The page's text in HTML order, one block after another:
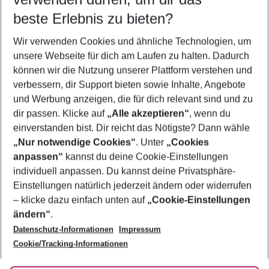
5-8 Nächte
2 Erwachsene Keine Kinder
Mehr Filter anzeigen
Footer
Footer navigation
Über uns
AGB
Bestpreisgarantie
Cookie-Einstellungen ändern
Cookie-Richtlinie
Agenturbetreuung
Barrierefreies Reisen
Folge uns
beste Erlebnis zu bieten?
Wir verwenden Cookies und ähnliche Technologien, um
unsere Webseite für dich am Laufen zu halten. Dadurch
können wir die Nutzung unserer Plattform verstehen und
verbessern, dir Support bieten sowie Inhalte, Angebote
und Werbung anzeigen, die für dich relevant sind und zu
dir passen. Klicke auf „Alle akzeptieren“, wenn du
einverstanden bist. Dir reicht das Nötigste? Dann wähle
„Nur notwendige Cookies“. Unter „Cookies
anpassen“ kannst du deine Cookie-Einstellungen
individuell anpassen. Du kannst deine Privatsphäre-
Einstellungen natürlich jederzeit ändern oder widerrufen
– klicke dazu einfach unten auf „Cookie-Einstellungen
ändern“.
Datenschutz-Informationen
Impressum
Cookie/Tracking-Informationen